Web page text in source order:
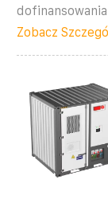
Zobacz